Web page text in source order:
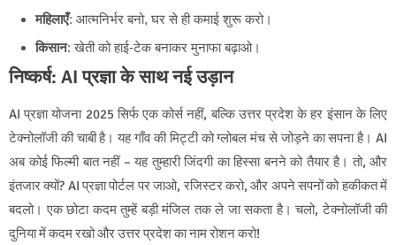
महिलाएँ: आत्मनिर्भर बनो, घर से ही कमाई शुरू करो।
किसान: खेती को हाई-टेक बनाकर मुनाफा बढ़ाओ।
निष्कर्ष: AI प्रज्ञा के साथ नई उड़ान
AI प्रज्ञा योजना 2025 सिर्फ एक कोर्स नहीं, बल्कि उत्तर प्रदेश के हर इंसान के लिए
टेक्नोलॉजी की चाबी है। यह गाँव की मिट्टी को ग्लोबल मंच से जोड़ने का सपना है। AI
अब कोई फिल्मी बात नहीं – यह तुम्हारी जिंदगी का हिस्सा बनने को तैयार है। तो, और
इंतजार क्यों? AI प्रज्ञा पोर्टल पर जाओ, रजिस्टर करो, और अपने सपनों को हकीकत में
बदलो। एक छोटा कदम तुम्हें बड़ी मंजिल तक ले जा सकता है। चलो, टेक्नोलॉजी की
दुनिया में कदम रखो और उत्तर प्रदेश का नाम रोशन करो!